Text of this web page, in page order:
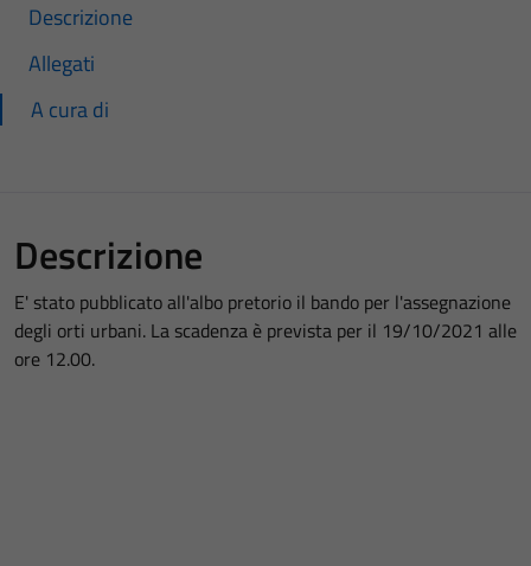
Descrizione
Allegati
A cura di
Descrizione
E' stato pubblicato all'albo pretorio il bando per l'assegnazione
degli orti urbani. La scadenza è prevista per il 19/10/2021 alle
ore 12.00.